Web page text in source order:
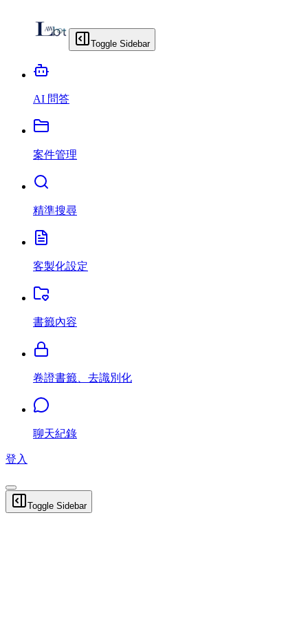
Toggle Sidebar
AI 問答
案件管理
精準搜尋
客製化設定
書籤內容
卷證書籤、去識別化
聊天紀錄
登入
Toggle Sidebar